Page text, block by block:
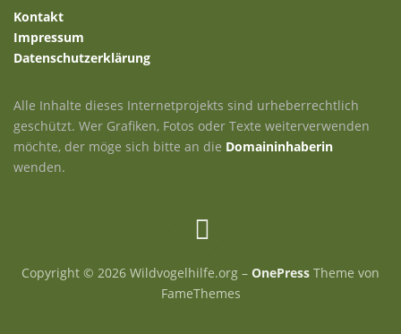
Kontakt
Impressum
Datenschutzerklärung
Alle Inhalte dieses Internetprojekts sind urheberrechtlich
geschützt. Wer Grafiken, Fotos oder Texte weiterverwenden
möchte, der möge sich bitte an die Domaininhaberin
wenden.
Copyright © 2026 Wildvogelhilfe.org – OnePress Theme von
FameThemes